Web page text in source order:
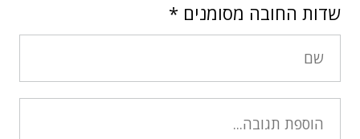
שדות החובה מסומנים *